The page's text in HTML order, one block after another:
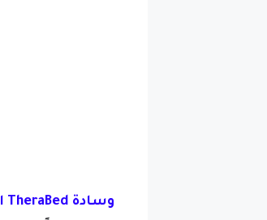
وسادة TheraBed الشخير لتخفيف الشخير: